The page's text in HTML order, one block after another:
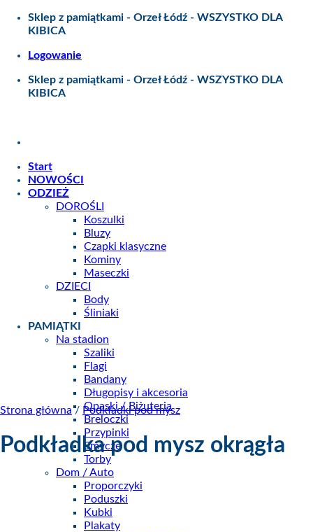
Skip
Sklep z pamiątkami - Orzeł Łódź - WSZYSTKO DLA
KIBICA
Logowanie
Sklep z pamiątkami - Orzeł Łódź - WSZYSTKO DLA
KIBICA
Start
NOWOŚCI
ODZIEŻ
DOROŚLI
Koszulki
Bluzy
Czapki klasyczne
Kominy
Maseczki
DZIECI
Body
Śliniaki
PAMIĄTKI
Na stadion
Szaliki
Flagi
Bandany
Długopisy i akcesoria
Opaski / Biżuteria
Breloczki
Przypinki
Smycze
Torby
Dom / Auto
Proporczyki
Poduszki
Kubki
Plakaty
Strona główna / Podkładki pod mysz
Podkładka pod mysz okrągła